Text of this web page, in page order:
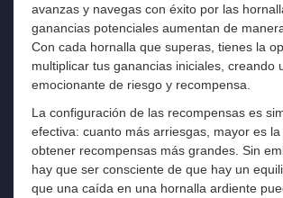
avanzas y navegas con éxito por las
ganancias potenciales aumentan de
Con cada hornalla que superas, tienes la
multiplicar tus ganancias iniciales, creando
emocionante de riesgo y recompensa.
La configuración de las recompensas es
efectiva: cuanto más arriesgas, mayor es
obtener recompensas más grandes. Sin
hay que ser consciente de que hay un
que una caída en una hornalla ardiente